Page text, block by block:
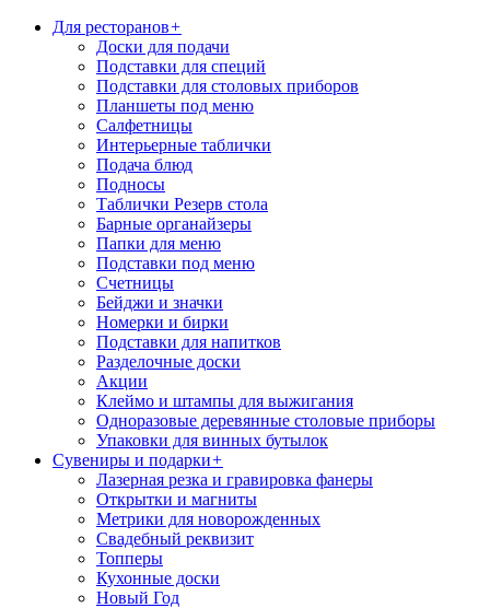
Для ресторанов+
Доски для подачи
Подставки для специй
Подставки для столовых приборов
Планшеты под меню
Салфетницы
Интерьерные таблички
Подача блюд
Подносы
Таблички Резерв стола
Барные органайзеры
Папки для меню
Подставки под меню
Счетницы
Бейджи и значки
Номерки и бирки
Подставки для напитков
Разделочные доски
Акции
Клеймо и штампы для выжигания
Одноразовые деревянные столовые приборы
Упаковки для винных бутылок
Сувениры и подарки+
Лазерная резка и гравировка фанеры
Открытки и магниты
Метрики для новорожденных
Свадебный реквизит
Топперы
Кухонные доски
Новый Год